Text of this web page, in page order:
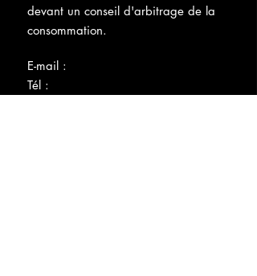
devant un conseil d'arbitrage de la
consommation.
E-mail :
Tél :